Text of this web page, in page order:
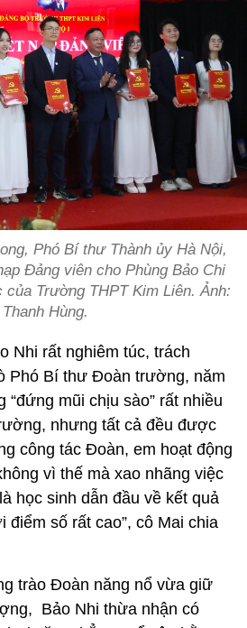
Phó Bí thư Thành ủy Hà Nội,
Đảng viên cho Phùng Bảo Chi
của Trường THPT Kim Liên. Ảnh:
Thanh Hùng.
Nhi rất nghiêm túc, trách
Phó Bí thư Đoàn trường, năm
“đứng mũi chịu sào” rất nhiều
nhưng tất cả đều được
công tác Đoàn, em hoạt động
vì thế mà xao nhãng việc
học sinh dẫn đầu về kết quả
điểm số rất cao”, cô Mai chia
trào Đoàn năng nổ vừa giữ
Bảo Nhi thừa nhận có